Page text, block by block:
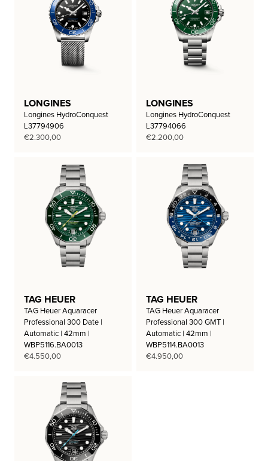
LONGINES
Longines HydroConquest
L37794906
€2.300,00
LONGINES
Longines HydroConquest
L37794066
€2.200,00
TAG HEUER
TAG Heuer Aquaracer
Professional 300 Date |
Automatic | 42mm |
WBP5116.BA0013
€4.550,00
TAG HEUER
TAG Heuer Aquaracer
Professional 300 GMT |
Automatic | 42mm |
WBP5114.BA0013
€4.950,00